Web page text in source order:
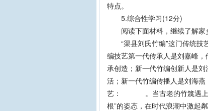
特点。
5.综合性学习(12分)
阅读下面材料，继续了解家
“渠县刘氏竹编”这门传统技
编技艺第一代传承人是刘嘉峰
承创造；新一代竹编创新人是
活；新一代竹编传播人是刘海
艺： 。当古老的竹篾遇上新
根”的姿态，在时代浪潮中激起粼